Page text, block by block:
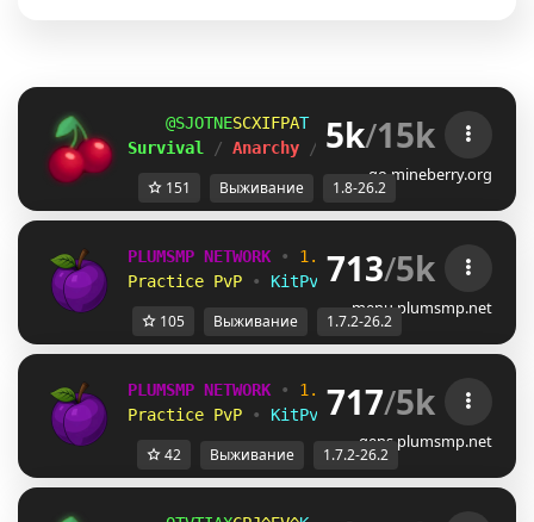
HUZPXXBQYSEFXVO ＭＩＮＥＢＥＲＲＹ
Survival
/ Anarchy / BedWars / SkyWars
5k/15k
go.mineberry.org
151 Выживание 1.8-26.2
PLUMSMP NETWORK • 1.7.2 ➜ 26.2
Practice PvP
• KitPvP • Lifesteal
713/5k
menu.plumsmp.net
105 Выживание 1.7.2-26.2
PLUMSMP NETWORK • 1.7.2 ➜ 26.2
Practice PvP
• KitPvP • Lifesteal
717/5k
gens.plumsmp.net
42 Выживание 1.7.2-26.2